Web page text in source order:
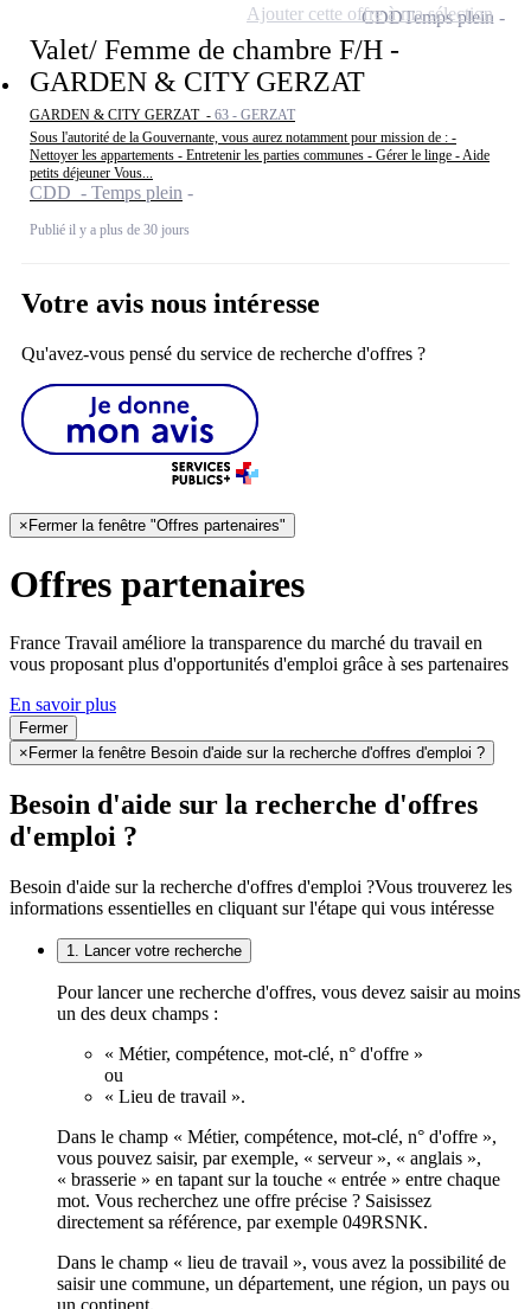
Valet/ Femme de chambre F/H -
GARDEN & CITY GERZAT
GARDEN & CITY GERZAT - 63 - GERZAT
Sous l'autorité de la Gouvernante, vous aurez notamment pour mission de : -
Nettoyer les appartements - Entretenir les parties communes - Gérer le linge - Aide
petits déjeuner Vous...
CDD - Temps plein
Publié il y a plus de 30 jours
CDDTemps plein
Ajouter cette offre à ma sélection
Votre avis nous intéresse
Qu'avez-vous pensé du service de recherche d'offres ?
× Fermer la fenêtre "Offres partenaires"
Offres partenaires
France Travail améliore la transparence du marché du travail en
vous proposant plus d'opportunités d'emploi grâce à ses partenaires
En savoir plus
Fermer
×Fermer la fenêtre Besoin d'aide sur la recherche d'offres d'emploi ?
Besoin d'aide sur la recherche d'offres
d'emploi ?
Besoin d'aide sur la recherche d'offres d'emploi ?Vous trouverez les
informations essentielles en cliquant sur l'étape qui vous intéresse
1. Lancer votre recherche
Pour lancer une recherche d'offres, vous devez saisir au moins
un des deux champs :
« Métier, compétence, mot-clé, n° d'offre »
ou
« Lieu de travail ».
Dans le champ « Métier, compétence, mot-clé, n° d'offre »,
vous pouvez saisir, par exemple, « serveur », « anglais »,
« brasserie » en tapant sur la touche « entrée » entre chaque
mot. Vous recherchez une offre précise ? Saisissez
directement sa référence, par exemple 049RSNK.
Dans le champ « lieu de travail », vous avez la possibilité de
saisir une commune, un département, une région, un pays ou
un continent.